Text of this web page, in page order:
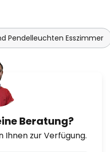
Pendelleuchten Esszimmer
Beratung?
Ihnen zur Verfügung.